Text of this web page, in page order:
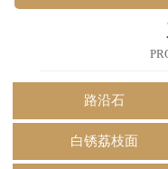
路沿石
白锈荔枝面